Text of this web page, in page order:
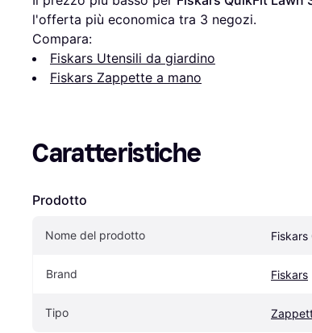
l'offerta più economica tra 3 negozi.
Compara:
Fiskars Utensili da giardino
Fiskars Zappette a mano
Caratteristiche
Prodotto
Nome del prodotto
Brand Fiskars
Tipo